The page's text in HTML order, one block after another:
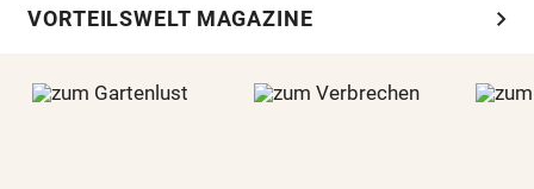
VORTEILSWELT MAGAZINE chevron_right